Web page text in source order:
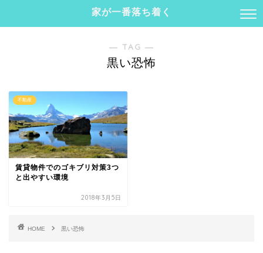
家が一番落ち着く
― TAG ―
黒い恐怖
不動産
賃貸物件でのゴキブリ対策3つ
と出やすい環境
2018年3月5日
HOME 黒い恐怖